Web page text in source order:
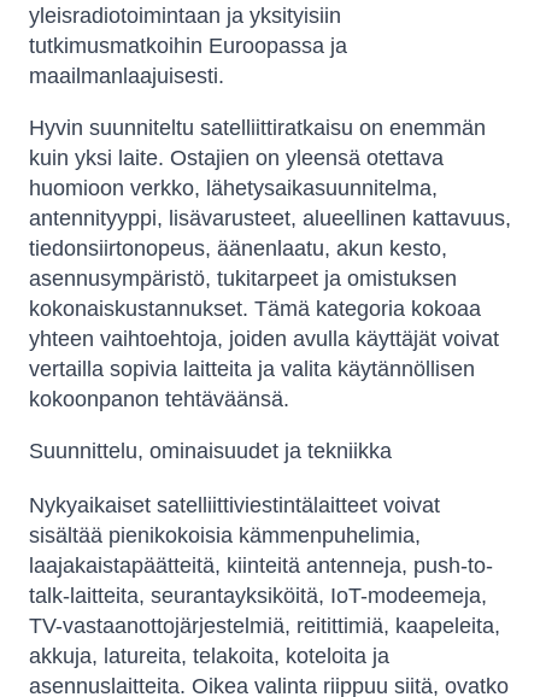
yleisradiotoimintaan ja yksityisiin
tutkimusmatkoihin Euroopassa ja
maailmanlaajuisesti.
Hyvin suunniteltu satelliittiratkaisu on enemmän
kuin yksi laite. Ostajien on yleensä otettava
huomioon verkko, lähetysaikasuunnitelma,
antennityyppi, lisävarusteet, alueellinen kattavuus,
tiedonsiirtonopeus, äänenlaatu, akun kesto,
asennusympäristö, tukitarpeet ja omistuksen
kokonaiskustannukset. Tämä kategoria kokoaa
yhteen vaihtoehtoja, joiden avulla käyttäjät voivat
vertailla sopivia laitteita ja valita käytännöllisen
kokoonpanon tehtäväänsä.
Suunnittelu, ominaisuudet ja tekniikka
Nykyaikaiset satelliittiviestintälaitteet voivat
sisältää pienikokoisia kämmenpuhelimia,
laajakaistapäätteitä, kiinteitä antenneja, push-to-
talk-laitteita, seurantayksiköitä, IoT-modeemeja,
TV-vastaanottojärjestelmiä, reitittimiä, kaapeleita,
akkuja, latureita, telakoita, koteloita ja
asennuslaitteita. Oikea valinta riippuu siitä, ovatko